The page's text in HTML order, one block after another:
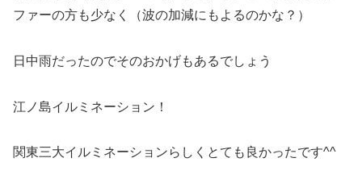
ファーの方も少なく（波の加減にもよるのかな？）
日中雨だったのでそのおかげもあるでしょう
江ノ島イルミネーション！
関東三大イルミネーションらしくとても良かったです^^